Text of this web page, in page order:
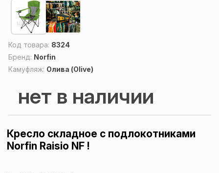
Код товара: 8324
Бренд: Norfin
Камуфляж: Олива (Olive)
нет в наличии
Кресло складное с подлокотниками
Norfin Raisio NF !